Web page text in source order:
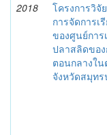
2018
โครงการวิ
การจัดการ
ของศูนย์การ
ปลาสลิดขอ
ตอนกลางใ
จังหวัดสมุทร